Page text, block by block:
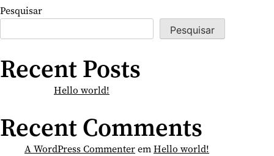
Pesquisar
Pesquisar
Recent Posts
Hello world!
Recent Comments
A WordPress CommenteremHello world!